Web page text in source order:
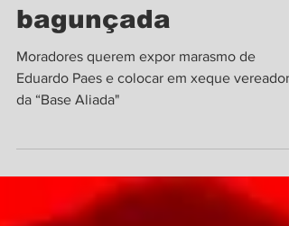
Uma cidade
bagunçada
Eduardo Paes e colocar em xeque